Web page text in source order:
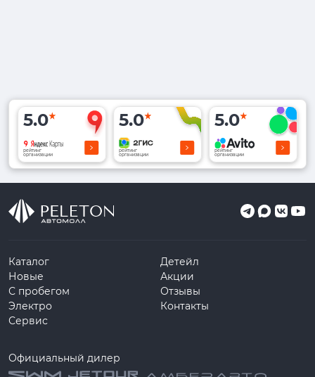
5.0
рейтинг
организации
5.0
рейтинг
организации
5.0
рейтинг
организации
Каталог
Новые
С пробегом
Электро
Сервис
Детейл
Акции
Отзывы
Контакты
Официальный дилер